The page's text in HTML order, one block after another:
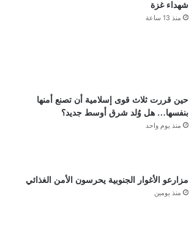
شهداء غزة
منذ 13 ساعة
حين قررت ثلاث قوى إسلامية أن تصنع أمنها
بنفسها… هل وُلد شرق أوسط جديد؟
منذ يوم واحد
مزارعو الأغوار الجنوبية يحرسون الأمن الغذائي
منذ يومين